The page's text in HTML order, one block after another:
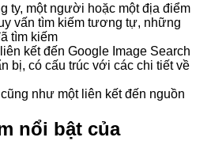
ty, một người hoặc một địa điểm
vấn tìm kiếm tương tự, những
tìm kiếm
kết đến Google Image Search
bị, có cấu trúc với các chi tiết về
như một liên kết đến nguồn
nổi bật của